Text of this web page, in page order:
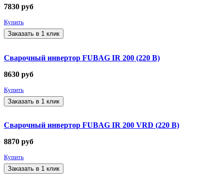
7830 руб
Купить
Заказать в 1 клик
Сварочный инвертор FUBAG IR 200 (220 В)
8630 руб
Купить
Заказать в 1 клик
Сварочный инвертор FUBAG IR 200 VRD (220 В)
8870 руб
Купить
Заказать в 1 клик